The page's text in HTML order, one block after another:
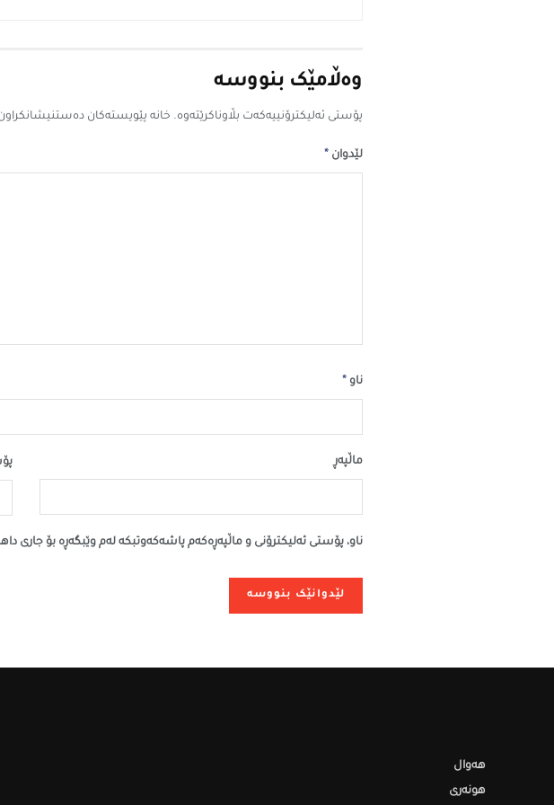
وەڵامێک بنووسە
پۆستی ئەلیکترۆنییەکەت بڵاوناکرێتەوە. خانە پێویستەکان
لێدوان *
ناو *
ماڵپه‌ڕ
ناو، پۆستی ئەلیکترۆنی و ماڵپەڕەکەم پاشەکەوتبکە لەم وێبگەڕە بۆ جاری
هەواڵ
هونەری